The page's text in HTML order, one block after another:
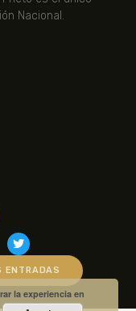
Nacional.
ENTRADAS
la experiencia en